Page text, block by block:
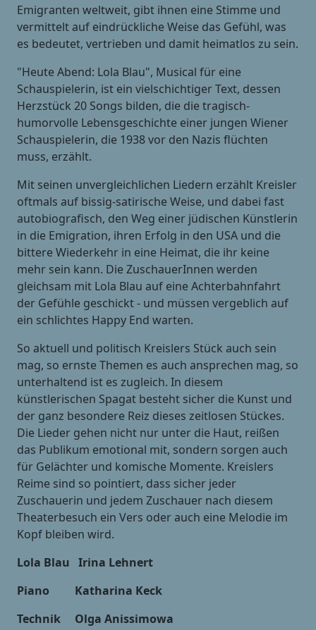
Emigranten weltweit, gibt ihnen eine Stimme und
vermittelt auf eindrückliche Weise das Gefühl, was
es bedeutet, vertrieben und damit heimatlos zu sein.
"Heute Abend: Lola Blau", Musical für eine
Schauspielerin, ist ein vielschichtiger Text, dessen
Herzstück 20 Songs bilden, die die tragisch-
humorvolle Lebensgeschichte einer jungen Wiener
Schauspielerin, die 1938 vor den Nazis flüchten
muss, erzählt.
Mit seinen unvergleichlichen Liedern erzählt Kreisler
oftmals auf bissig-satirische Weise, und dabei fast
autobiografisch, den Weg einer jüdischen Künstlerin
in die Emigration, ihren Erfolg in den USA und die
bittere Wiederkehr in eine Heimat, die ihr keine
mehr sein kann. Die ZuschauerInnen werden
gleichsam mit Lola Blau auf eine Achterbahnfahrt
der Gefühle geschickt - und müssen vergeblich auf
ein schlichtes Happy End warten.
So aktuell und politisch Kreislers Stück auch sein
mag, so ernste Themen es auch ansprechen mag, so
unterhaltend ist es zugleich. In diesem
künstlerischen Spagat besteht sicher die Kunst und
der ganz besondere Reiz dieses zeitlosen Stückes.
Die Lieder gehen nicht nur unter die Haut, reißen
das Publikum emotional mit, sondern sorgen auch
für Gelächter und komische Momente. Kreislers
Reime sind so pointiert, dass sicher jeder
Zuschauerin und jedem Zuschauer nach diesem
Theaterbesuch ein Vers oder auch eine Melodie im
Kopf bleiben wird.
Lola Blau Irina Lehnert
Piano Katharina Keck
Technik Olga Anissimowa